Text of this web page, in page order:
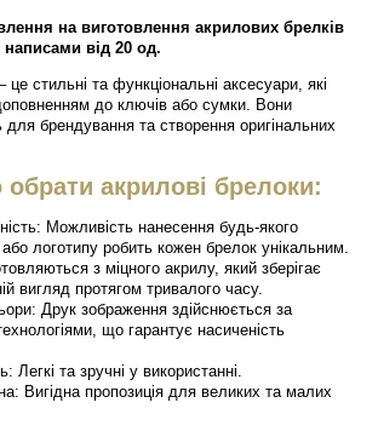
на виготовлення акрилових брелків
від 20 од.
це стильні та функціональні аксесуари, які
до ключів або сумки. Вони
для брендування та створення оригінальних
акрилові брелоки:
Можливість нанесення будь-якого
логотипу робить кожен брелок унікальним.
з міцного акрилу, який зберігає
вигляд протягом тривалого часу.
Друк зображення здійснюється за
що гарантує насиченість
Легкі та зручні у використанні.
Вигідна пропозиція для великих та малих